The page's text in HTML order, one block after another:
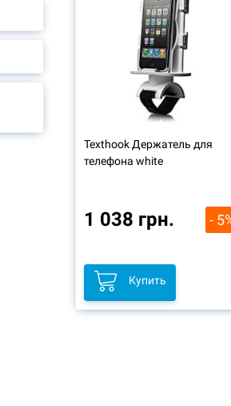
Texthook Держатель для
телефона white
1 038 грн. -
Купить